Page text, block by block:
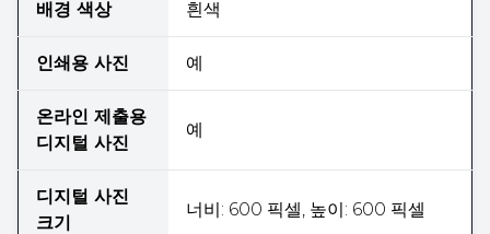
배경 색상 흰색
인쇄용 사진 예
온라인 제출용
디지털 사진
예
디지털 사진
크기
너비: 600 픽셀, 높이: 600 픽셀